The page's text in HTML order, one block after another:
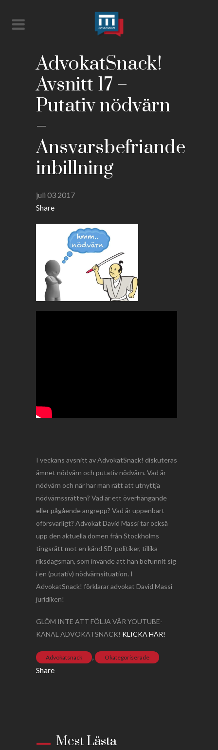
AdvokatSnack!
Avsnitt 17 –
Putativ nödvärn
–
Ansvarsbefriande
inbillning
juli 03 2017
Share
I veckans avsnitt av AdvokatSnack! diskuteras
ämnet nödvärn och putativ nödvärn. Vad är
nödvärn och när har man rätt att utnyttja
nödvärnssrätten? Vad är ett överhängande
eller pågående angrepp? Vad är uppenbart
oförsvarligt? Advokat David Massi tar också
upp den aktuella domen från Stockholms
tingsrätt mot en känd SD-politiker, tillika
riksdagsman, som invände att han befunnit sig
i en (putativ) nödvärnsituation. I
AdvokatSnack! förklarar advokat David Massi
juridiken!
GLÖM INTE ATT FÖLJA VÅR YOUTUBE-
KANAL ADVOKATSNACK! KLICKA HÄR!
Advokatsnack Okategoriserade
Share
Mest Lästa